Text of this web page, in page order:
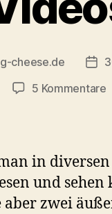
cheese.de
5 Kommentarezu
in
und
aber zwei